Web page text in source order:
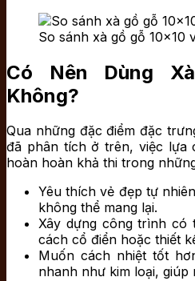
So sánh xà gồ gỗ 10×10
Có Nên Dùng
Không?
Qua những đặc điểm đặc
đã phân tích ở trên, việc lựa
hoàn hoàn khả thi trong
Yêu thích vẻ đẹp tự
không thể mang lại.
Xây dựng công trình có
cách cổ điển hoặc thiết
Muốn cách nhiệt tốt
nhanh như kim loại, giúp